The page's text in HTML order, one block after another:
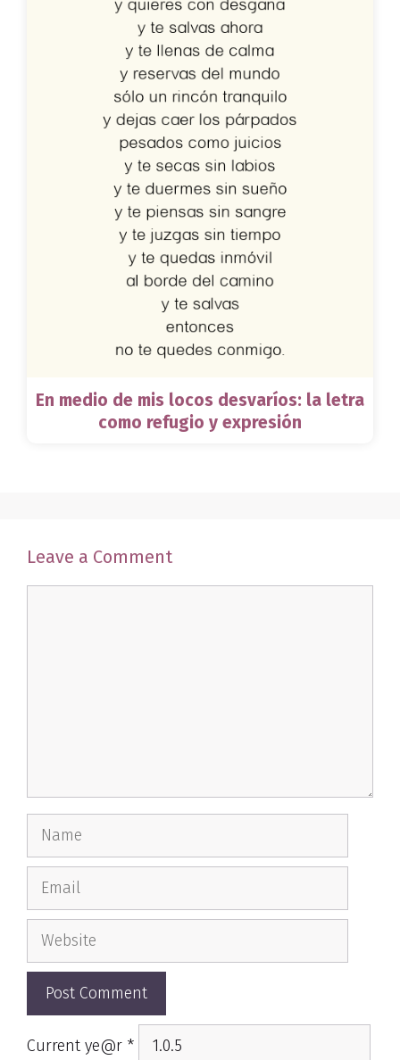
En medio de mis locos desvaríos: la letra
como refugio y expresión
Leave a Comment
Name
Email
Website
Current ye@r *